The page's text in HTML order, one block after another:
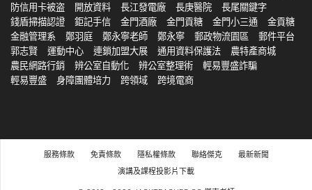
防信用卡被盗
開放資料 長江發電廠 長庚醫院
長尾關鍵字
錢盾掃描認證
鉅記手信 金門酒廠 金門貢糖 金門小三通
金貢糖
金融管理系
鄭羽庭 鄭永寧老師 鄭永寧 郵政物流園區
郵件平台
郭志賢
運動中心 連鎖加盟大展 通用資料保護法
農特產商城
農民網路行銷
辨公室自動化 辨公室整理術
輕易豐盛詐騙
輕易豐盛
身障團體培力 跨領域 跨境電商
服務條款 免責條款 隱私權條款 聯絡傑克
最新新聞
演講及課程投影片下載